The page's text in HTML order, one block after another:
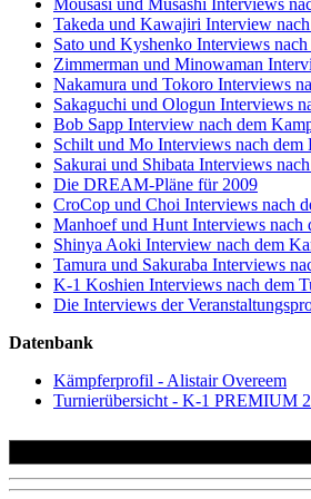
Takeda und Kawajiri Interview
Sato und Kyshenko Interviews
Zimmerman und Minowaman
Nakamura und Tokoro Interviews
Sakaguchi und Ologun Interviews
Bob Sapp Interview nach dem
Schilt und Mo Interviews nach dem
Sakurai und Shibata Interviews
Die DREAM-Pläne für 2009
CroCop und Choi Interviews nach
Manhoef und Hunt Interviews nach
Shinya Aoki Interview nach dem
Tamura und Sakuraba Interviews
K-1 Koshien Interviews nach dem
Die Interviews der
Datenbank
Kämpferprofil - Alistair Overeem
Turnierübersicht - K-1 PREMIUM